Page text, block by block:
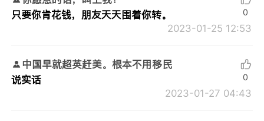
只要你肯花钱，朋友天天围着你转。
2023-01-25 12:53
0
中国早就超英赶美。根本不用移民
说实话
2023-01-27 04:43
0